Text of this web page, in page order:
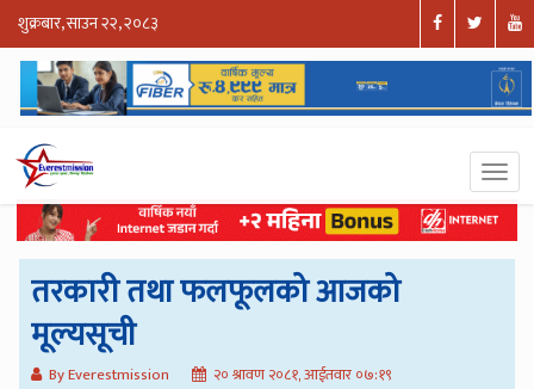
शुक्रबार, साउन २२, २०८३
तरकारी तथा फलफूलको आजको
मूल्यसूची
By Everestmission २० श्रावण २०८१, आईतवार ०७:१९